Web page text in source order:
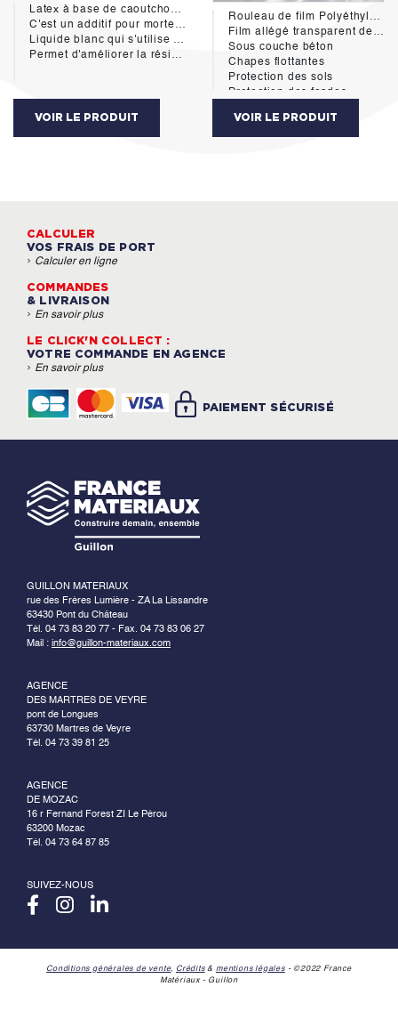
Latex à base de caoutchouc synthétique destiné à améliorer l'adhérence des mortiers, micro-béton et enduits.
C'est un additif pour morteir ou barbotine.
Liquide blanc qui s'utilise par ajout à l'eau de gâchage.
Permet d'améliorer la résistance mécanique des chapes et mortiers (flexion et abrasion) ainsi que l'imperméabilité et la résistance au gel.
VOIR LE PRODUIT
Rouleau de film Polyéthyléne Batiment type 150
Film allégé transparent destiné à différentes applications du batiment:
Sous couche béton
Chapes flottantes
Protection des sols
Protection des fçades
Dimension: Larg 6m00 rl=165m²
VOIR LE PRODUIT
CALCULER
VOS FRAIS DE PORT
› Calculer en ligne
COMMANDES
& LIVRAISON
› En savoir plus
LE CLICK'N COLLECT :
VOTRE COMMANDE EN AGENCE
› En savoir plus
PAIEMENT SÉCURISÉ
GUILLON MATERIAUX
rue des Frères Lumière - ZA La Lissandre
63430 Pont du Château
Tél. 04 73 83 20 77 - Fax. 04 73 83 06 27
Mail : info@guillon-materiaux.com
AGENCE
DES MARTRES DE VEYRE
pont de Longues
63730 Martres de Veyre
Tél. 04 73 39 81 25
AGENCE
DE MOZAC
16 r Fernand Forest ZI Le Pérou
63200 Mozac
Tél. 04 73 64 87 85
SUIVEZ-NOUS
Conditions générales de vente, Crédits& mentions légales- ©2022 France
Matériaux - Guillon